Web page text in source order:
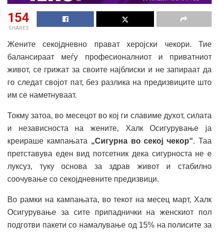
154
SHARES
Жените секојдневно прават херојски чекори. Тие
балансираат меѓу професионалниот и приватниот
живот, се грижат за своите најблиски и не запираат да
го следат својот пат, без разлика на предизвиците што
им се наметнуваат.
Токму затоа, во месецот во кој ги славиме духот, силата
и независноста на жените, Халк Осигурување ја
креираше кампањата „Сигурна во секој чекор“. Таа
претставува еден вид потсетник дека сигурноста не е
луксуз, туку основа за здрав живот и стабилно
соочување со секојдневните предизвици.
Во рамки на кампањата, во текот на месец март, Халк
Осигурување за сите припаднички на женскиот пол
подготви пакети со намалување од 15% на полисите за